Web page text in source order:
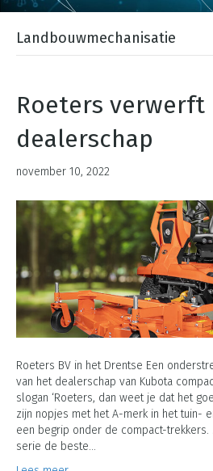
Landbouwmechanisatie
Roeters verwerft
dealerschap
november 10, 2022
Roeters BV in het Drentse Een
van het dealerschap van Kubota
slogan ‘Roeters, dan weet je dat het
zijn nopjes met het A-merk in het tuin-
een begrip onder de compact-trekkers.
serie de beste…